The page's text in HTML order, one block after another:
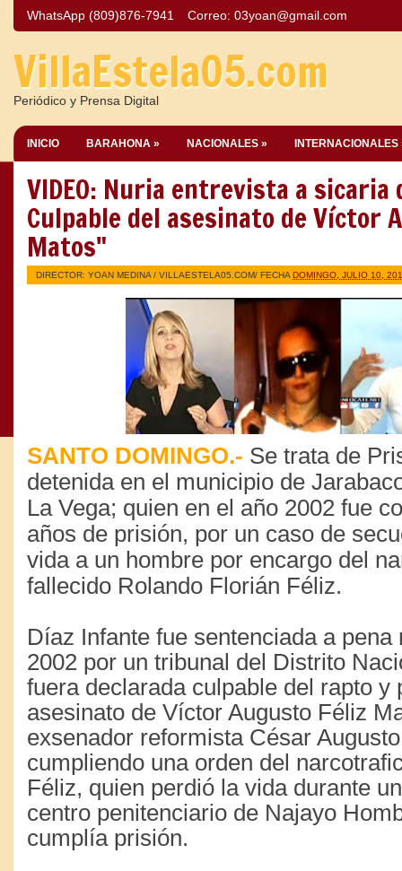
WhatsApp (809)876-7941 Correo: 03yoan@gmail.com
VillaEstela05.com
Periódico y Prensa Digital
INICIO BARAHONA » NACIONALES » INTERNACIONALES
VIDEO: Nuria entrevista a sicaria
Culpable del asesinato de Víctor
Matos"
DIRECTOR: YOAN MEDINA / VILLAESTELA05.COM/ FECHA DOMINGO, JULIO 10,
SANTO DOMINGO.- Se trata de
detenida en el municipio de
La Vega; quien en el año 2002 fue
años de prisión, por un caso de
vida a un hombre por encargo del
fallecido Rolando Florián Féliz.
Díaz Infante fue sentenciada a
2002 por un tribunal del Distrito
fuera declarada culpable del rapto y
asesinato de Víctor Augusto Féliz
exsenador reformista César
cumpliendo una orden del
Féliz, quien perdió la vida durante
centro penitenciario de Najayo
cumplía prisión.